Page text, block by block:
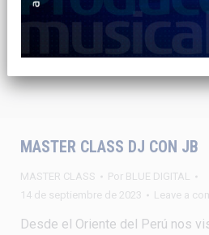
MASTER CLASS DJ CON JB
MASTER CLASS Por BLUE DIGITAL
14 de septiembre de 2023
Leave a
Desde el Oriente del Perú nos